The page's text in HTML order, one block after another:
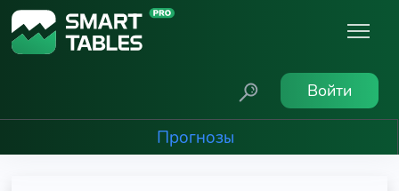
Войти
Прогнозы